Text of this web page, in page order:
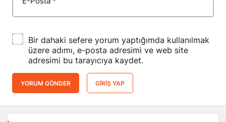
Bir dahaki sefere yorum yaptığımda kullanılmak
üzere adımı, e-posta adresimi ve web site
adresimi bu tarayıcıya kaydet.
YORUM GÖNDER GIRIŞ YAP